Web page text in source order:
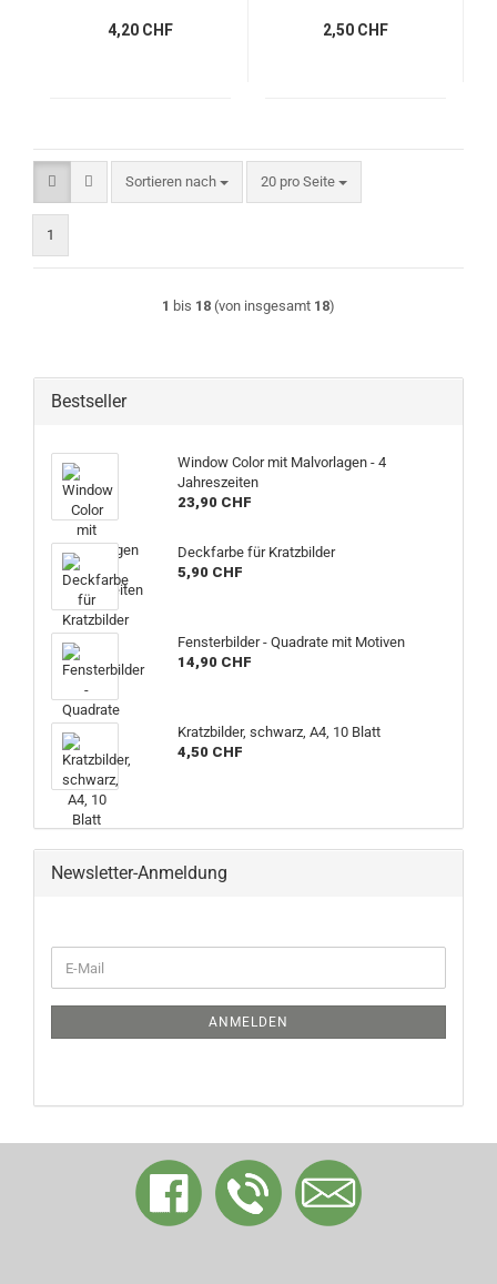
4,20 CHF 2,50 CHF
Sortieren nach
Sortieren nach 20 pro Seite
pro Seite
1
1 bis 18 (von insgesamt 18)
Bestseller
Window Color mit Malvorlagen - 4
Jahreszeiten
23,90 CHF
Deckfarbe für Kratzbilder
5,90 CHF
Fensterbilder - Quadrate mit Motiven
14,90 CHF
Kratzbilder, schwarz, A4, 10 Blatt
4,50 CHF
Newsletter-Anmeldung
ZUR
E-
Mail
ANMELDEN